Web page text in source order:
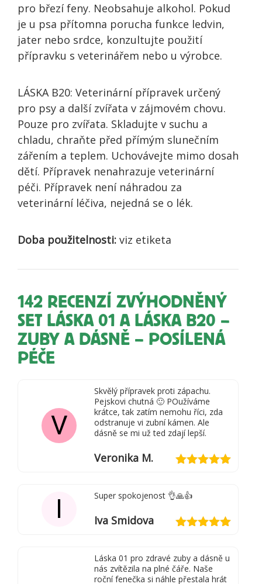
pro březí feny. Neobsahuje alkohol. Pokud
je u psa přítomna porucha funkce ledvin,
jater nebo srdce, konzultujte použití
přípravku s veterinářem nebo u výrobce.
LÁSKA B20: Veterinární přípravek určený
pro psy a další zvířata v zájmovém chovu.
Pouze pro zvířata. Skladujte v suchu a
chladu, chraňte před přímým slunečním
zářením a teplem. Uchovávejte mimo dosah
dětí. Přípravek nenahrazuje veterinární
péči. Přípravek není náhradou za
veterinární léčiva, nejedná se o lék.
Doba použitelnosti: viz etiketa
142 RECENZÍ ZVÝHODNĚNÝ
SET LÁSKA 01 A LÁSKA B20 –
ZUBY A DÁSNĚ – POSÍLENÁ
PÉČE
V
Skvělý přípravek proti zápachu.
Pejskovi chutná 🙂 POužíváme
krátce, tak zatím nemohu říci, zda
odstranuje vi zubní kámen. Ale
dásně se mi už ted zdají lepší.
Veronika M.
I Super spokojenost 👌🙏👍
Iva Smidova
Láska 01 pro zdravé zuby a dásně u
nás zvítězila na plné čáře. Naše
roční fenečka si náhle přestala hrát